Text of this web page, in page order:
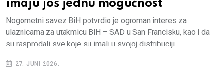
imaju još jednu mogućnost
Nogometni savez BiH potvrdio je ogroman interes za
ulaznicama za utakmicu BiH – SAD u San Francisku, kao i da
su rasprodali sve koje su imali u svojoj distribuciji.
27. JUNI 2026.